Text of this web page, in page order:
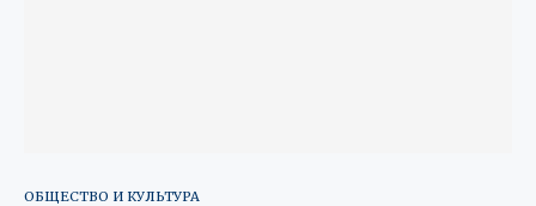
ОБЩЕСТВО И КУЛЬТУРА